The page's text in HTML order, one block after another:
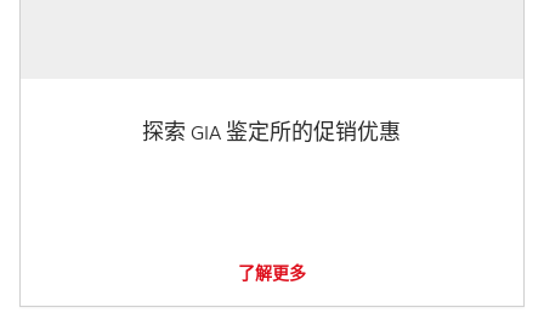
探索 GIA 鉴定所的促销优惠
了解更多